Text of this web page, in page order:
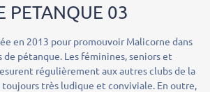
PETANQUE 03
en 2013 pour promouvoir Malicorne dans
pétanque. Les féminines, seniors et
régulièrement aux autres clubs de la
très ludique et conviviale. En outre,